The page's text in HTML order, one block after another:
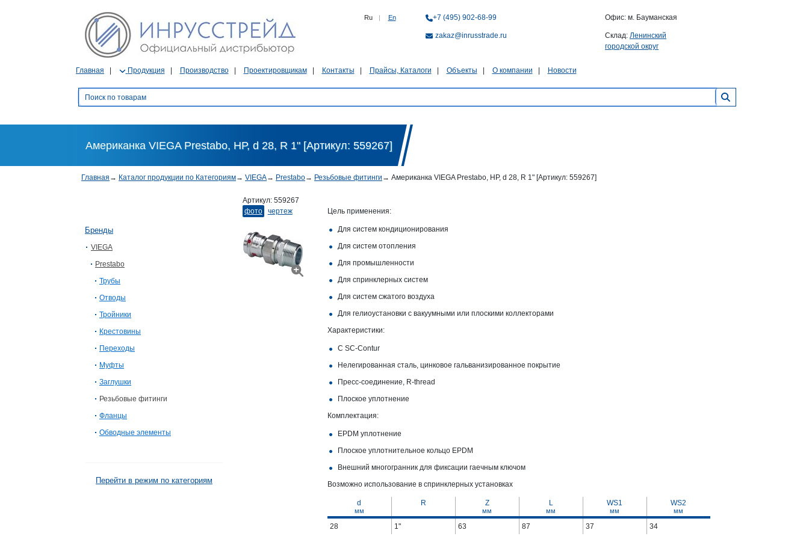
Ru | En +7 (495) 902-68-99
zakaz@inrusstrade.ru
Офис: м. Бауманская
Склад: Ленинский
городской округ
Главная Продукция Производство Проектировщикам Контакты Прайсы, Каталоги Объекты О компании Новости
Американка VIEGA Prestabo, НР, d 28, R 1" [Артикул: 559267]
Главная → Каталог продукции по Категориям→ VIEGA→ Prestabo→ Резьбовые фитинги → Американка VIEGA Prestabo, НР, d 28, R 1" [Артикул: 559267]
Бренды
VIEGA
Prestabo
Трубы
Отводы
Тройники
Крестовины
Переходы
Муфты
Заглушки
Резьбовые фитинги
Фланцы
Обводные элементы
Перейти в режим по категориям
Артикул: 559267
фото
чертеж Цель применения:
Для систем кондиционирования
Для систем отопления
Для промышленности
Для спринклерных систем
Для систем сжатого воздуха
Для гелиоустановки с вакуумными или плоскими коллекторами
Характеристики:
С SC‑Contur
Нелегированная сталь, цинковое гальванизированное покрытие
Пресс-соединение, R-​thread
Плоское уплотнение
Комплектация:
EPDM уплотнение
Плоское уплотнительное кольцо EPDM
Внешний многогранник для фиксации гаечным ключом
Возможно использование в спринклерных установках
d R Z L WS1 WS2
мм мм мм мм мм
28 1" 63 87 37 34